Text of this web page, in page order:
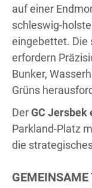
auf einer
schleswig-
eingebettet. Die
erfordern
Bunker,
Grüns
DerGC Jersbek
Parkland-Platz
die
GEMEINSAME